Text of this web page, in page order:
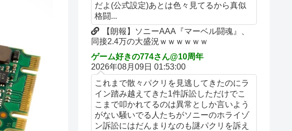
録的なウォ
ガバーストき
する事態に
野菜不足も感
だよ(公式設定)あとは色々見てるから真似
格闘...
【朗報】ソニーAAA『マーベル闘魂』、
同接2.4万の大盛況ｗｗｗｗｗｗ
ゲーム好きの774さん@10周年
2026年08月09日 01:53:00
これまで散々パクリを見逃してきたのにラ
イン踏み越えてきた1件訴訟しただけでこ
こまで叩かれてるのは異常としか言いよう
がない騒いでる人たちがソニーのホライゾ
ン訴訟にはだんまりなのも謎パクリを訴え